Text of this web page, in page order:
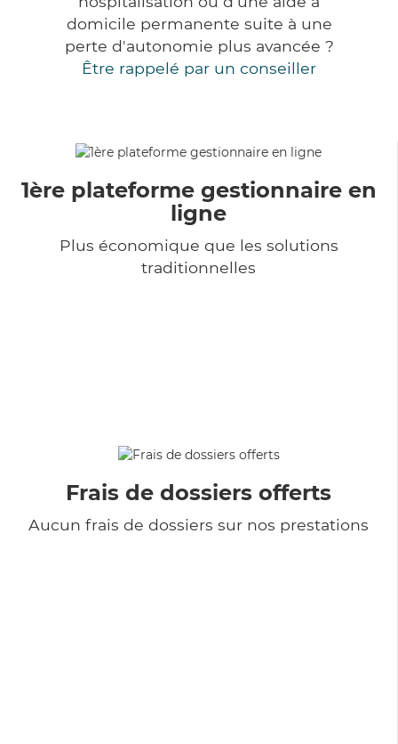
domicile permanente suite à une
perte d'autonomie plus avancée ?
Être rappelé par un conseiller
1ère plateforme gestionnaire en
ligne
Plus économique que les solutions
traditionnelles
Frais de dossiers offerts
Aucun frais de dossiers sur nos prestations